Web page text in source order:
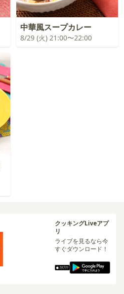
中華風スープカレー
8/29 (火) 21:00〜22:00
クッキングLiveアプ
リ
ライブを見るなら今
すぐダウンロード！